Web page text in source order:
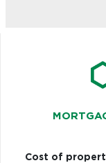
Cost of